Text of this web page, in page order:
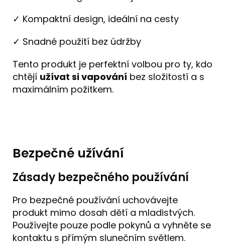
✓ Kompaktní design, ideální na cesty
✓ Snadné použití bez údržby
Tento produkt je perfektní volbou pro ty, kdo
chtějí užívat si vapování bez složitostí a s
maximálním požitkem.
Bezpečné užívání
Zásady bezpečného používání
Pro bezpečné používání uchovávejte
produkt mimo dosah dětí a mladistvých.
Používejte pouze podle pokynů a vyhněte se
kontaktu s přímým slunečním světlem.